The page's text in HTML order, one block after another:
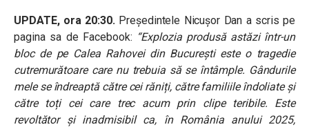
UPDATE, ora 20:30.Președintele Nicușor Dan a scris pe
pagina sa de Facebook: “Explozia produsă astăzi într-un
bloc de pe Calea Rahovei din București este o tragedie
cutremurătoare care nu trebuia să se întâmple. Gândurile
mele se îndreaptă către cei răniți, către familiile îndoliate și
către toți cei care trec acum prin clipe teribile. Este
revoltător și inadmisibil ca, în România anului 2025,